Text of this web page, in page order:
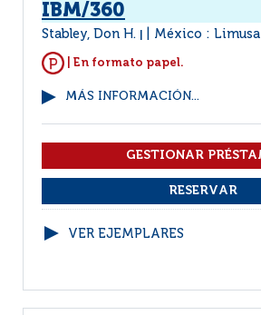
IBM/360
Stabley, Don H. México : Limusa
| En formato papel.
MÁS INFORMACIÓN...
VER EJEMPLARES